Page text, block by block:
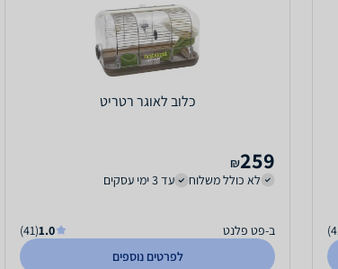
כלוב לאוגר רטריט
259
₪
לא כולל משלוח
עד 3 ימי עסקים
ב-פט פלנט 1.0
(41)
לפרטים נוספים